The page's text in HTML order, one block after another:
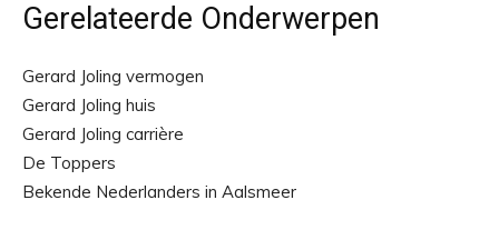
Gerelateerde Onderwerpen
Gerard Joling vermogen
Gerard Joling huis
Gerard Joling carrière
De Toppers
Bekende Nederlanders in Aalsmeer